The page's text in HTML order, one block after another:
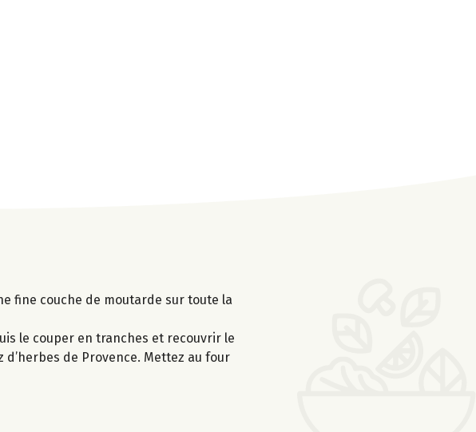
fine couche de moutarde sur toute la
le couper en tranches et recouvrir le
de Provence. Mettez au four